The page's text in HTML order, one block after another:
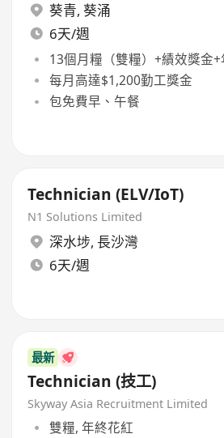
葵青, 葵涌
6天/週
13個月糧（雙糧）+績效獎金
每月高達$1,200勤工獎金
包免費早、午餐
Technician (ELV/IoT)
N1 Solutions Limited
深水埗, 長沙灣
6天/週
最新
Technician (技工)
Skyway Asia Recruitment Limited
雙糧, 年終花紅